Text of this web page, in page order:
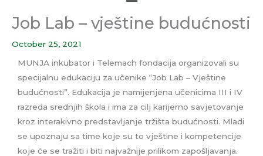
k a
m
Job Lab – vještine budućnosti
October 25, 2021
MUNJA inkubator i Telemach fondacija organizovali su
specijalnu edukaciju za učenike “Job Lab – Vještine
budućnosti”. Edukacija je namijenjena učenicima III i IV
razreda srednjih škola i ima za cilj karijerno savjetovanje
kroz interakivno predstavljanje tržišta budućnosti. Mladi
se upoznaju sa time koje su to vještine i kompetencije
koje će se tražiti i biti najvažnije prilikom zapošljavanja.